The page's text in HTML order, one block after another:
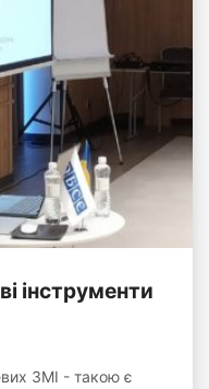
інструменти
ЗМІ - такою є